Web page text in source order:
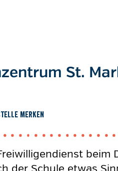
St.
MERKEN
beim